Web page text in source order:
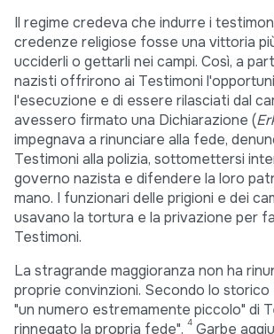
Il regime credeva che indurre i
credenze religiose fosse una vittoria
ucciderli o gettarli nei campi. Così, a
nazisti offrirono ai Testimoni
l'esecuzione e di essere rilasciati dal
avessero firmato una Dichiarazione (
impegnava a rinunciare alla fede,
Testimoni alla polizia, sottomettersi
governo nazista e difendere la loro
mano. I funzionari delle prigioni e dei
usavano la tortura e la privazione per
Testimoni.
La stragrande maggioranza non ha
proprie convinzioni. Secondo lo
"un numero estremamente piccolo" di
rinnegato la propria fede". 4 Garbe